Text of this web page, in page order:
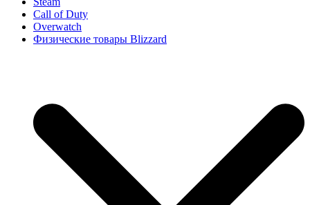
Call of Duty
Overwatch
Физические товары Blizzard